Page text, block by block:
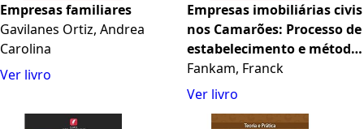
Empresas familiares
Gavilanes Ortiz, Andrea
Carolina
Ver livro
Empresas imobiliárias civis
nos Camarões: Processo de
estabelecimento e método
de optimização fiscal
Fankam, Franck
Ver livro